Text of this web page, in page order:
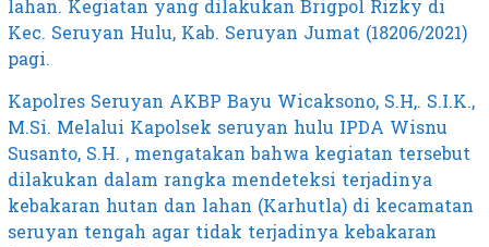
lahan. Kegiatan yang dilakukan Brigpol Rizky di
Kec. Seruyan Hulu, Kab. Seruyan Jumat (18206/2021)
pagi.
Kapolres Seruyan AKBP Bayu Wicaksono, S.H,. S.I.K.,
M.Si. Melalui Kapolsek seruyan hulu IPDA Wisnu
Susanto, S.H. , mengatakan bahwa kegiatan tersebut
dilakukan dalam rangka mendeteksi terjadinya
kebakaran hutan dan lahan (Karhutla) di kecamatan
seruyan tengah agar tidak terjadinya kebakaran